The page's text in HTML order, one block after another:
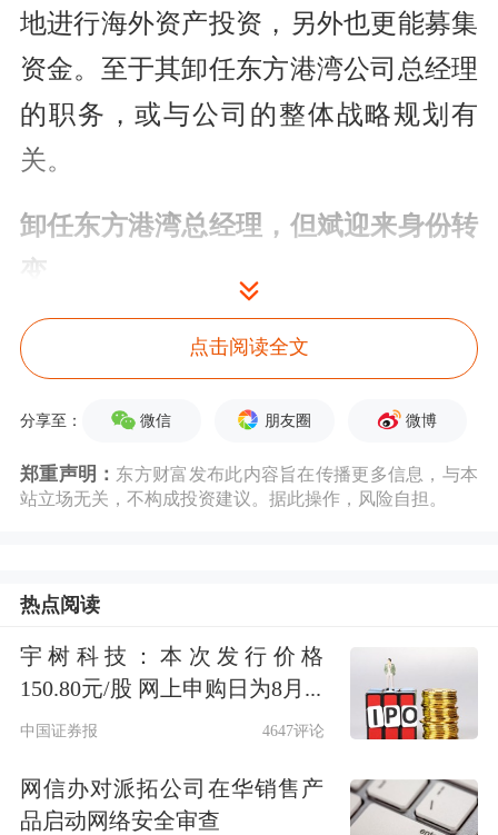
地进行海外资产投资，另外也更能募集
资金。至于其卸任东方港湾公司总经理
的职务，或与公司的整体战略规划有
关。
卸任东方港湾总经理，但斌迎来身份转
变
天眼查数据显示，2025年8月26日，东
方港湾发生工商信息变更。其中公司出
现“投资人变更”事项。但斌身份发生了
变化，从中国内地居民身份变为中国香
旧是实控人、董事长。另据基金业协会
信息，东方港湾目前正在进行出资人变
理中。
点击阅读全文
分享至： 微信 朋友圈 微博
郑重声明： 东方财富发布此内容旨在传播更多信息，与本
站立场无关，不构成投资建议。据此操作，风险自担。
热点阅读
宇树科技：本次发行价格
150.80元/股 网上申购日为8月...
中国证券报 4647评论
网信办对派拓公司在华销售产
品启动网络安全审查